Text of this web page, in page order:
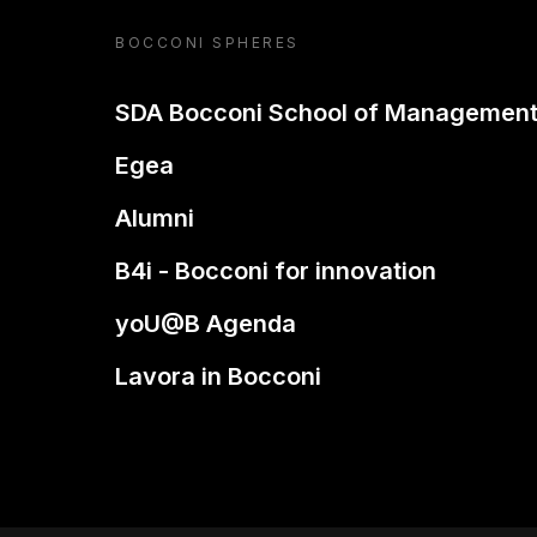
BOCCONI SPHERES
SDA Bocconi School of Management
Egea
Alumni
B4i - Bocconi for innovation
yoU@B Agenda
Lavora in Bocconi